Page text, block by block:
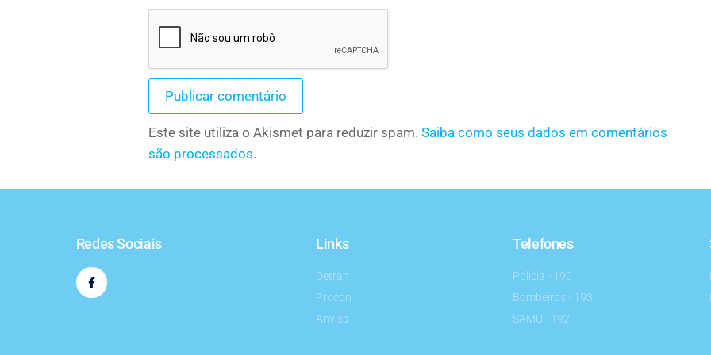
Este site utiliza o Akismet para reduzir spam. Saiba como seus dados em comentários
são processados.
Redes Sociais Links
Detran
Procon
Anvisa
Telefones
Policia - 190
Bombeiros - 193
SAMU - 192